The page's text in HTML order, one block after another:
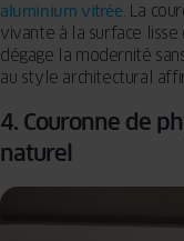
aluminium vitrée. La
vivante à la surface lisse
dégage la modernité
au style architectural
4. Couronne de
naturel